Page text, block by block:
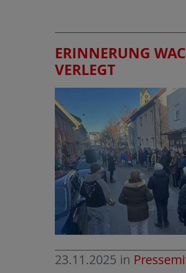
ERINNERUNG
VERLEGT
23.11.2025 in